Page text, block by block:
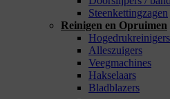
Steenkettingzagen
Reinigen en Opruimen
Hogedrukreinigers
Alleszuigers
Veegmachines
Hakselaars
Bladblazers